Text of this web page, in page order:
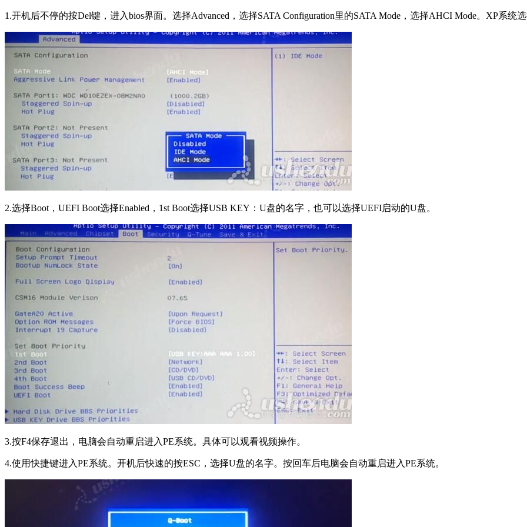
1.开机后不停的按Del键，进入bios界面。选择Advanced，选择SATA Configuration里的SATA Mode，选择AHCI Mode。XP系统
2.选择Boot，UEFI Boot选择Enabled，1st Boot选择USB KEY：U盘的名字，也可以选择UEFI启动的U盘。
3.按F4保存退出，电脑会自动重启进入PE系统。具体可以观看视频操作。
4.使用快捷键进入PE系统。开机后快速的按ESC，选择U盘的名字。按回车后电脑会自动重启进入PE系统。